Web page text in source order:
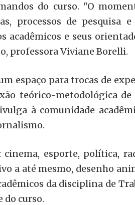
do curso. "O
processos de pesquisa
acadêmicos e seus
professora Viviane Borelli.
espaço para trocas de
teórico-metodológica de
à comunidade
cinema, esporte, política,
a até mesmo, desenho
da disciplina de
do curso.